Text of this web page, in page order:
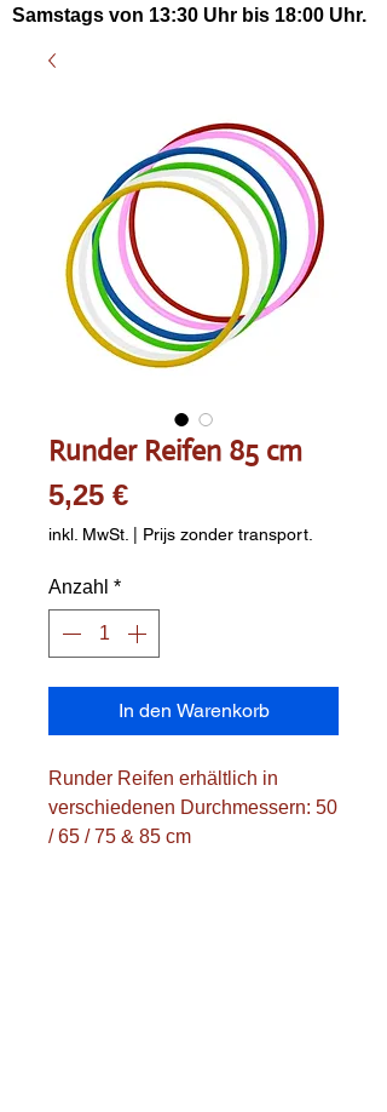
Samstags von 13:30 Uhr bis 18:00 Uhr.
Runder Reifen 85 cm
5,25 €Preis
inkl. MwSt. | Prijs zonder transport.
Anzahl *
In den Warenkorb
Runder Reifen erhältlich in
verschiedenen Durchmessern: 50
/ 65 / 75 & 85 cm